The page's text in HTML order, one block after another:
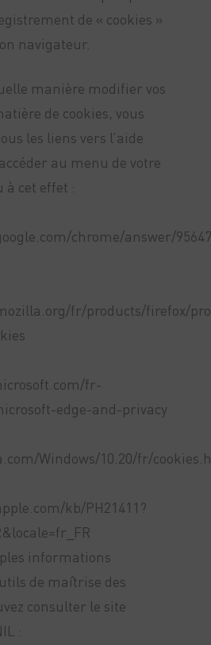
de « cookies »
navigateur.
manière modifier vos
de cookies, vous
les liens vers l’aide
au menu de votre
à cet effet :
chrome/answer/
fr/products/firefox/
fr-
edge-and-privacy
Windows/10.20/fr/
kb/PH21411?
informations
de maîtrise des
consulter le site
: